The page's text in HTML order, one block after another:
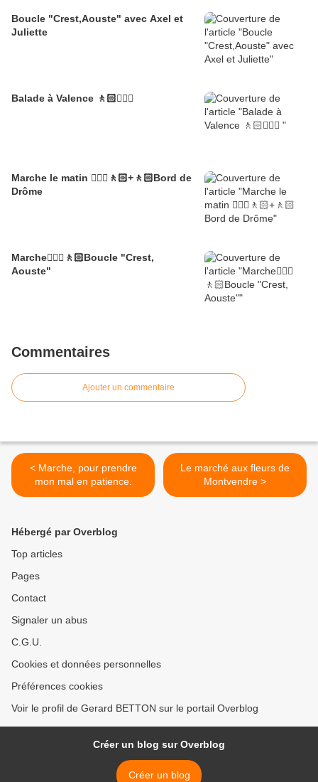
Boucle "Crest,Aouste" avec Axel et
Juliette
Balade à Valence 🚶🏻🚶🏼‍♂️
Marche le matin 🚶🏼‍♂️🚶🏻+🚶🏻Bord de
Drôme
Marche🚶🏼‍♂️🚶🏻Boucle "Crest,
Aouste"
Commentaires
Ajouter un commentaire
< Marche, pour prendre
mon mal en patience.
Le marché aux fleurs de
Montvendre >
Hébergé par Overblog
Top articles
Pages
Contact
Signaler un abus
C.G.U.
Cookies et données personnelles
Préférences cookies
Voir le profil de Gerard BETTON sur le portail Overblog
Créer un blog sur Overblog
Créer un blog